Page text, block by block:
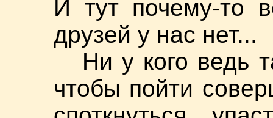
И тут почему-то
друзей у нас нет...
Ни у кого ведь
чтобы пойти